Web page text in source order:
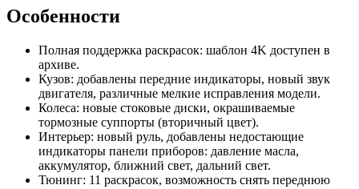
Особенности
Полная поддержка раскрасок: шаблон 4K доступен в
архиве.
Кузов: добавлены передние индикаторы, новый звук
двигателя, различные мелкие исправления модели.
Колеса: новые стоковые диски, окрашиваемые
тормозные суппорты (вторичный цвет).
Интерьер: новый руль, добавлены недостающие
индикаторы панели приборов: давление масла,
аккумулятор, ближний свет, дальний свет.
Тюнинг: 11 раскрасок, возможность снять переднюю